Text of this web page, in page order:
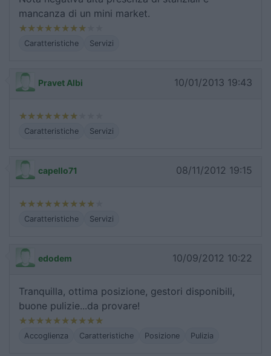
mancanza di un mini market.
Caratteristiche Servizi
Pravet Albi 10/01/2013 19:43
Caratteristiche Servizi
capello71 08/11/2012 19:15
Caratteristiche Servizi
edodem 10/09/2012 10:22
Tranquilla, ottima posizione, gestori disponibili,
buone pulizie...da provare!
Accoglienza Caratteristiche Posizione Pulizia